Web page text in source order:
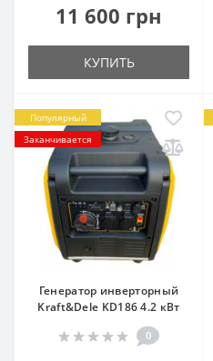
11 600 грн
КУПИТЬ
Популярный
Заканчивается
Генератор инверторный
Kraft&Dele KD186 4.2 кВт
0